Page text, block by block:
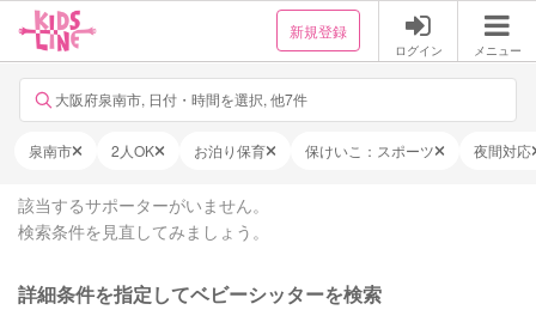
新規登録
ログイン メニュー
大阪府泉南市, 日付・時間を選択, 他7件
泉南市 2人OK お泊り保育 保けいこ：スポーツ 夜間対応
該当するサポーターがいません。
検索条件を見直してみましょう。
詳細条件を指定してベビーシッターを検索